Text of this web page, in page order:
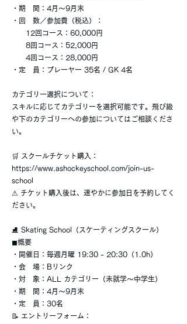
・期 間：4月〜9月末
・回 数／参加費（税込）：
12回コース：60,000円
8回コース：52,000円
4回コース：28,000円
・定 員：プレーヤー 35名 / GK 4名
カテゴリー選択について：
スキルに応じてカテゴリーを選択可能です。飛び級
や下のカテゴリーへの参加についてはご相談くださ
い。
🛒 スクールチケット購入：
https://www.ashockeyschool.com/join-us-
school
⚠ チケット購入後は、速やかに参加日を予約してく
ださい。
⛸ Skating School（スケーティングスクール）
◼︎概要
・開催日：毎週月曜 19:30 - 20:30（1.0h）
・会 場：Bリンク
・対 象：ALL カテゴリー（未就学〜中学生）
・期 間：4月〜9月末
・定 員：30名
📝 エントリーフォーム：